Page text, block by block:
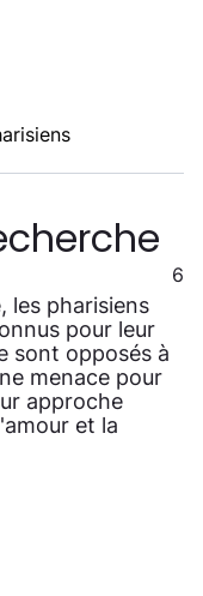
6
les pharisiens
pour leur
sont opposés à
menace pour
approche
et la